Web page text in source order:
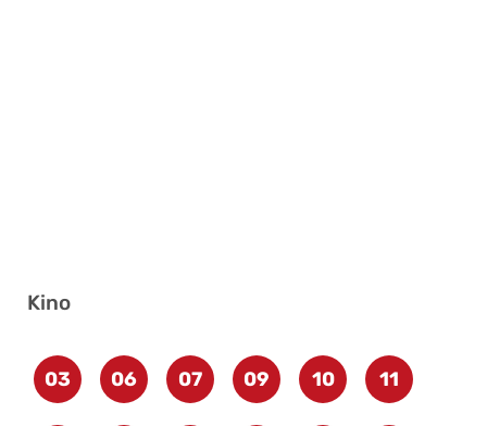
Kino
03 06 07 09 10 11